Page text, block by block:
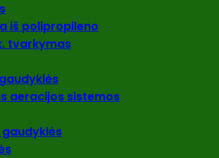
iš polipropileno
tvarkymas
aeracijos sistemos
gaudyklės